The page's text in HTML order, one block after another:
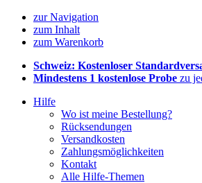
zur Navigation
zum Inhalt
zum Warenkorb
Schweiz: Kostenloser
Mindestens 1 kostenlose Probe zu
Hilfe
Wo ist meine Bestellung?
Rücksendungen
Versandkosten
Zahlungsmöglichkeiten
Kontakt
Alle Hilfe-Themen